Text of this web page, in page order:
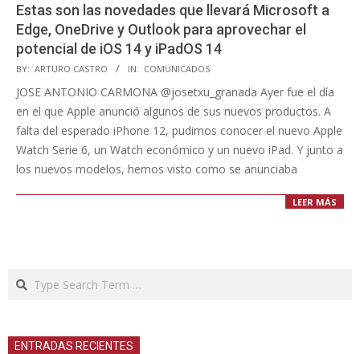
Estas son las novedades que llevará Microsoft a
Edge, OneDrive y Outlook para aprovechar el
potencial de iOS 14 y iPadOS 14
2020-
09-
BY: ARTURO CASTRO IN: COMUNICADOS
JOSE ANTONIO CARMONA @josetxu_granada Ayer fue el día
en el que Apple anunció algunos de sus nuevos productos. A
falta del esperado iPhone 12, pudimos conocer el nuevo Apple
Watch Serie 6, un Watch económico y un nuevo iPad. Y junto a
los nuevos modelos, hemos visto como se anunciaba
LEER MÁS
Search
ENTRADAS RECIENTES